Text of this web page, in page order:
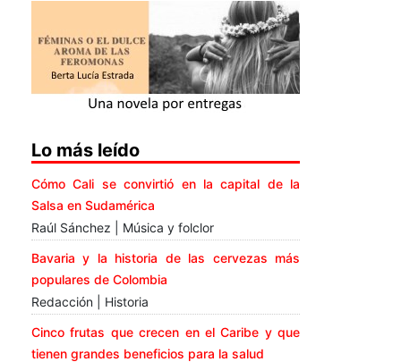
Lo más leído
Cómo Cali se convirtió en la capital de la
Salsa en Sudamérica
Raúl Sánchez | Música y folclor
Bavaria y la historia de las cervezas más
populares de Colombia
Redacción | Historia
Cinco frutas que crecen en el Caribe y que
tienen grandes beneficios para la salud